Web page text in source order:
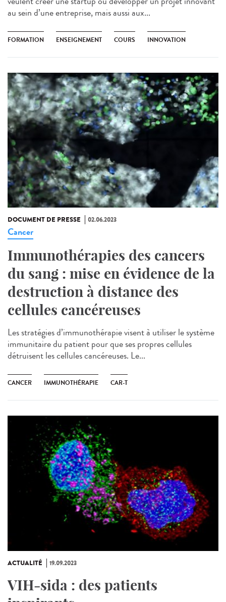
au sein d’une entreprise, mais aussi aux...
FORMATION ENSEIGNEMENT COURS INNOVATION
DOCUMENT DE PRESSE 02.06.2023
Cancer
Immunothérapies des cancers
du sang : mise en évidence de la
destruction à distance des
cellules cancéreuses
Les stratégies d’immunothérapie visent à utiliser le système
immunitaire du patient pour que ses propres cellules
détruisent les cellules cancéreuses. Le...
CANCER IMMUNOTHÉRAPIE CAR-T
ACTUALITÉ 19.09.2023
VIH-sida : des patients